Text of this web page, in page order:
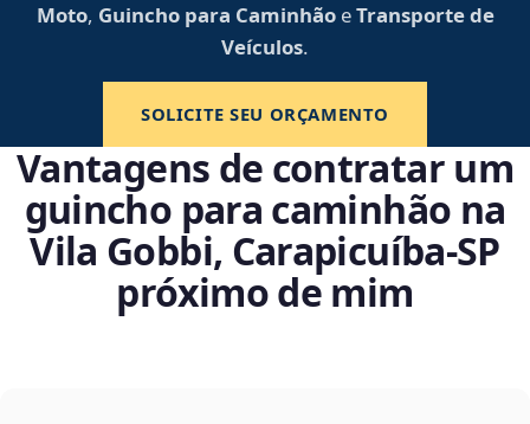
Moto, Guincho para CaminhãoeTransporte de
Veículos.
SOLICITE SEU ORÇAMENTO
Vantagens de contratar um
guincho para caminhão na
Vila Gobbi, Carapicuíba‑SP
próximo de mim